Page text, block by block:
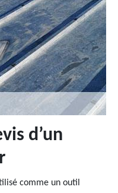
d’un
comme un outil